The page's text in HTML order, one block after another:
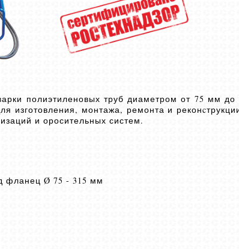
полиэтиленовых труб диаметром от 75 мм
изготовления, монтажа, ремонта и
и оросительных систем.
фланец Ø 75 - 315 мм